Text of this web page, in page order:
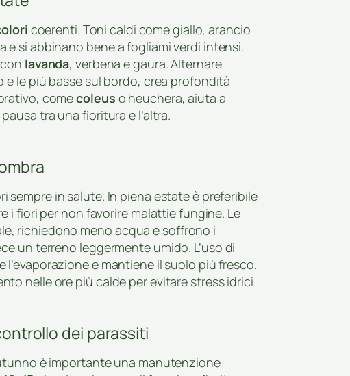
coerenti. Toni caldi come giallo, arancio
si abbinano bene a fogliami verdi intensi.
lavanda, verbena e gaura. Alternare
le più basse sul bordo, crea profondità
comecoleus o heuchera, aiuta a
tra una fioritura e l’altra.
sempre in salute. In piena estate è preferibile
i fiori per non favorire malattie fungine. Le
richiedono meno acqua e soffrono i
un terreno leggermente umido. L’uso di
e mantiene il suolo più fresco.
nelle ore più calde per evitare stress idrici.
dei parassiti
è importante una manutenzione